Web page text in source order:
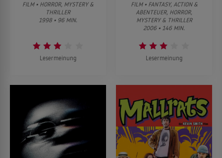
FILM • HORROR, MYSTERY &
THRILLER
1998 • 96 MIN.
Lesermeinung
FILM • FANTASY, ACTION &
ABENTEUER, HORROR,
MYSTERY & THRILLER
2006 • 146 MIN.
Lesermeinung